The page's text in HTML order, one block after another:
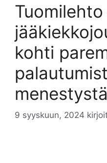
kohti
menestystä
9 syyskuun, 2024